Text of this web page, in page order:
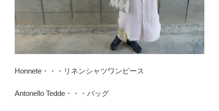
Honnete・・・リネンシャツワンピース
Antonello Tedde・・・バッグ